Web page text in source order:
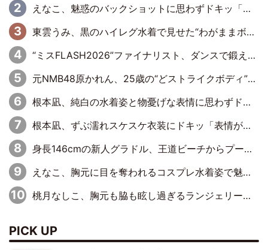
えなこ、魅惑のバックショットに思わずドキッ「世界最高レベルの美しさ」「クールビューティーで良き」「ポーズも表情も完璧」
東雲うみ、黒のハイレグ水着で見せた“わがままボディ”がたまらない「うみちゃんカワイイ」「全てがステキな女神さま」「魅力的です」
“ミスFLASH2026”ファイナリスト、ダンスで鍛え上げた健康的な美ボディー披露
元NMB48原かれん、25歳の“どストライクボディ”をバリで解禁 169cmモデル体形で挑む初の本格グラビア
根本凪、純白の水着姿と物憂げな表情に思わずドキドキ…「ステキなお写真」「透明感がスゴい」
根本凪、ずぶ濡れスケスケ衣装にドキッ「表情が良過ぎる」「ねもちゃんの眼差しにドキドキが止まらない」
身長146cmの新人グラドル、王道ビーチからプールサイドそしてゴールドビキニまで…DVDデビュー作で躍動
えなこ、胸元に目を奪われるコスプレ水着姿で魅了「群を抜く美しさと華やかさ」「えなこりんの千咲は破壊力がスゴい」
桃月なしこ、胸元も脇も眩し過ぎるランジェリー＆ビキニ姿を披露「なしこたそ最強」「セクシーでゴージャスで大きなボリューム」
PICK UP